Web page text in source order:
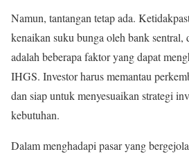
Namun, tantangan tetap ada.
kenaikan suku bunga oleh bank
adalah beberapa faktor yang dapat
IHGS. Investor harus memantau
dan siap untuk menyesuaikan strategi
kebutuhan.
Dalam menghadapi pasar yang